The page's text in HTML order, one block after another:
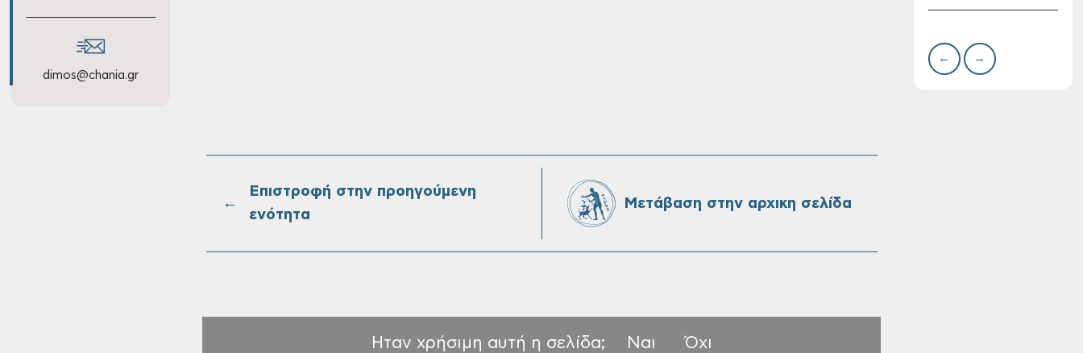
dimos@chania.gr
& Βαθμολογίας,
προσληπτέων και
Ονομαστικοί πίνακες
της προκήρυξης
← →
←
Επιστροφή στην προηγούμενη
ενότητα
Μετάβαση στην αρχικη σελίδα
Ηταν χρήσιμη αυτή η σελίδα; Ναι Όχι